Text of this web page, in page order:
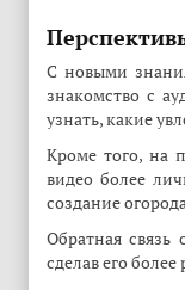
С новыми
знакомство с
узнать, какие
Кроме того, на
видео более
создание
Обратная
сделав его